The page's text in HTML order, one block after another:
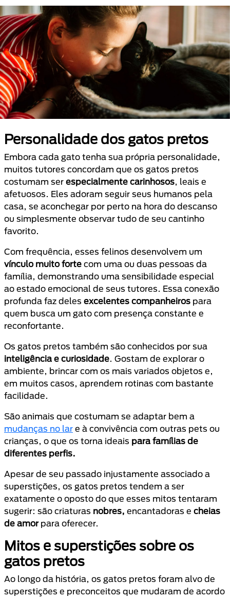
Personalidade dos gatos pretos
Embora cada gato tenha sua própria personalidade,
muitos tutores concordam que os gatos pretos
costumam ser especialmente carinhosos , leais e
afetuosos. Eles adoram seguir seus humanos pela
casa, se aconchegar por perto na hora do descanso
ou simplesmente observar tudo de seu cantinho
favorito.
Com frequência, esses felinos desenvolvem um
vínculo muito forte com uma ou duas pessoas da
família, demonstrando uma sensibilidade especial
ao estado emocional de seus tutores. Essa conexão
profunda faz deles excelentes companheiros para
quem busca um gato com presença constante e
reconfortante.
Os gatos pretos também são conhecidos por sua
inteligência e curiosidade . Gostam de explorar o
ambiente, brincar com os mais variados objetos e,
em muitos casos, aprendem rotinas com bastante
facilidade.
São animais que costumam se adaptar bem a
mudanças no lar e à convivência com outras pets ou
crianças, o que os torna ideais para famílias de
diferentes perfis.
Apesar de seu passado injustamente associado a
superstições, os gatos pretos tendem a ser
exatamente o oposto do que esses mitos tentaram
sugerir: são criaturas nobres, encantadoras e cheias
de amorpara oferecer.
Mitos e superstições sobre os
gatos pretos
Ao longo da história, os gatos pretos foram alvo de
superstições e preconceitos que mudaram de acordo